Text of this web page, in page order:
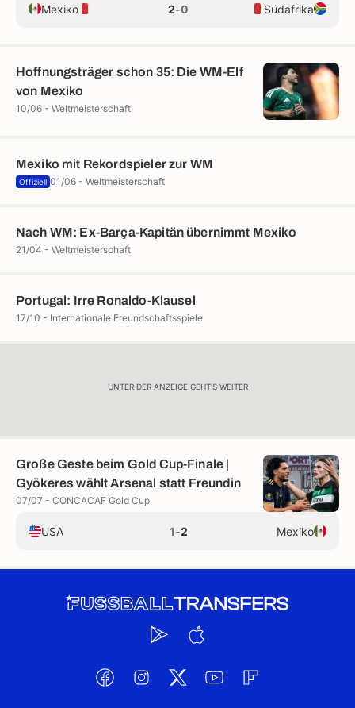
Mexiko 2-0 Südafrika
Hoffnungsträger schon 35: Die WM-Elf
von Mexiko
10/06 - Weltmeisterschaft
Mexiko mit Rekordspieler zur WM
Offiziell 01/06 - Weltmeisterschaft
Nach WM: Ex-Barça-Kapitän übernimmt Mexiko
21/04 - Weltmeisterschaft
Portugal: Irre Ronaldo-Klausel
17/10 - Internationale Freundschaftsspiele
UNTER DER ANZEIGE GEHT'S WEITER
Große Geste beim Gold Cup-Finale |
Gyökeres wählt Arsenal statt Freundin
07/07 - CONCACAF Gold Cup
USA 1-2 Mexiko